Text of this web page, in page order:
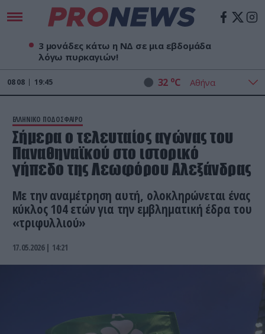
3 μονάδες κάτω η ΝΔ σε μια εβδομάδα
λόγω πυρκαγιών!
08 08 19:45 32 oC
ΕΛΛΗΝΙΚΟ ΠΟΔΟΣΦΑΙΡΟ
Σήμερα ο τελευταίος αγώνας του
Παναθηναϊκού στο ιστορικό
γήπεδο της Λεωφόρου Αλεξάνδρας
Με την αναμέτρηση αυτή, ολοκληρώνεται ένας
κύκλος 104 ετών για την εμβληματική έδρα του
«τριφυλλιού»
17.05.2026 | 14:21